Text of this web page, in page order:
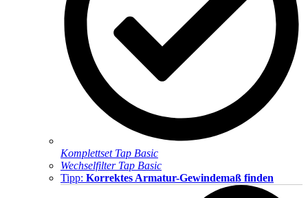
Komplettset Tap Basic
Wechselfilter Tap Basic
Tipp: Korrektes Armatur-Gewindemaß finden